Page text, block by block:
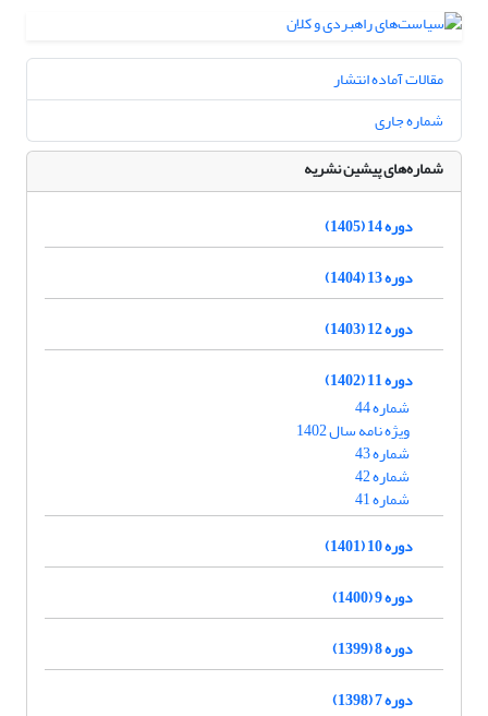
مقالات آماده انتشار
شماره جاری
شماره‌های پیشین نشریه
دوره 14 (1405)
دوره 13 (1404)
دوره 12 (1403)
دوره 11 (1402)
شماره 44
ویژه نامه سال 1402
شماره 43
شماره 42
شماره 41
دوره 10 (1401)
دوره 9 (1400)
دوره 8 (1399)
دوره 7 (1398)